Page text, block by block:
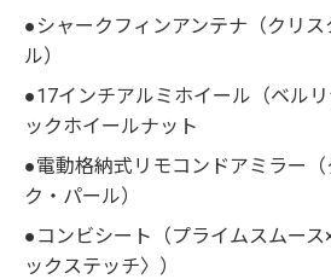
●シャークフィンアンテナ（クリ
ル）
●17インチアルミホイール（ベル
ックホイールナット
●電動格納式リモコンドアミラー
ク・パール）
●コンビシート（プライムスムー
ックステッチ〉）